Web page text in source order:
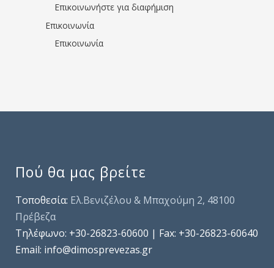
Επικοινωνήστε για διαφήμιση
Επικοινωνία
Επικοινωνία
Πού θα μας βρείτε
Τοποθεσία: Ελ.Βενιζέλου & Μπαχούμη 2, 48100
Πρέβεζα
Τηλέφωνo: +30-26823-60600 | Fax: +30-26823-60640
Email: info@dimosprevezas.gr